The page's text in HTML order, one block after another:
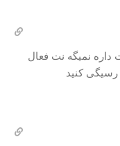
نمیگه نت فعال
کنید